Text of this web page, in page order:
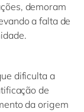
demoram
a falta de
dificulta a
de
da origem